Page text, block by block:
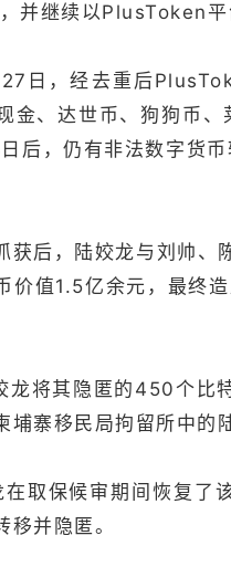
并继续以PlusToken平
日，经去重后
金、达世币、狗狗币
后，仍有非法数字货
获后，陆姣龙与刘帅
价值1.5亿余元，最终
将其隐匿的450个比
寨移民局拘留所中的
取保候审期间恢复了
并隐匿。